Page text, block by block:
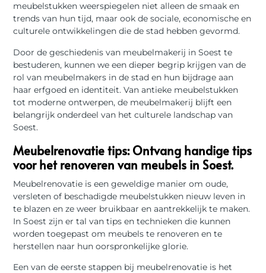
meubelstukken weerspiegelen niet alleen de smaak en
trends van hun tijd, maar ook de sociale, economische en
culturele ontwikkelingen die de stad hebben gevormd.
Door de geschiedenis van meubelmakerij in Soest te
bestuderen, kunnen we een dieper begrip krijgen van de
rol van meubelmakers in de stad en hun bijdrage aan
haar erfgoed en identiteit. Van antieke meubelstukken
tot moderne ontwerpen, de meubelmakerij blijft een
belangrijk onderdeel van het culturele landschap van
Soest.
Meubelrenovatie tips: Ontvang handige tips
voor het renoveren van meubels in Soest.
Meubelrenovatie is een geweldige manier om oude,
versleten of beschadigde meubelstukken nieuw leven in
te blazen en ze weer bruikbaar en aantrekkelijk te maken.
In Soest zijn er tal van tips en technieken die kunnen
worden toegepast om meubels te renoveren en te
herstellen naar hun oorspronkelijke glorie.
Een van de eerste stappen bij meubelrenovatie is het